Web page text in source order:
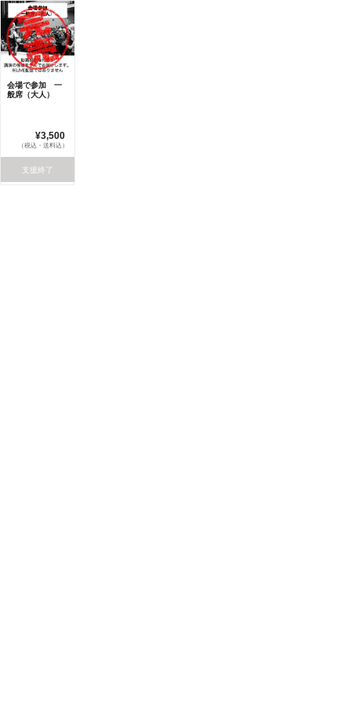
会場で参加 一
般席（大人）
¥3,500
（税込・送料込）
支援終了